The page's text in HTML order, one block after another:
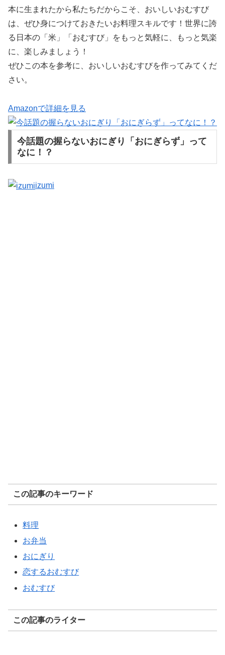
本に生まれたから私たちだからこそ、おいしいおむすび
は、ぜひ身につけておきたいお料理スキルです！世界に誇
る日本の「米」「おむすび」をもっと気軽に、もっと気楽
に、楽しみましょう！
ぜひこの本を参考に、おいしいおむすびを作ってみてくだ
さい。
Amazonで詳細を見る
今話題の握らないおにぎり「おにぎらず」って
なに！？
izumi
この記事のキーワード
料理
お弁当
おにぎり
恋するおむすび
おむすび
この記事のライター